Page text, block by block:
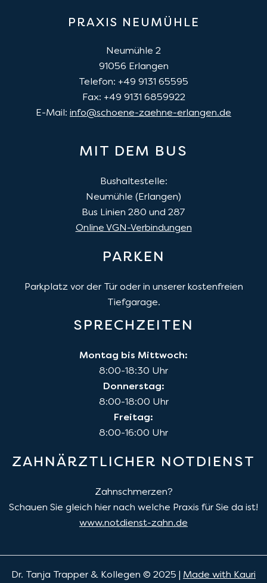
PRAXIS NEUMÜHLE
Neumühle 2
91056 Erlangen
Telefon: +49 9131 65595
Fax: +49 9131 6859922
E-Mail: info@schoene-zaehne-erlangen.de
MIT DEM BUS
Bushaltestelle:
Neumühle (Erlangen)
Bus Linien 280 und 287
Online VGN-Verbindungen
PARKEN
Parkplatz vor der Tür oder in unserer kostenfreien
Tiefgarage.
SPRECHZEITEN
Montag bis Mittwoch:
8:00-18:30 Uhr
Donnerstag:
8:00-18:00 Uhr
Freitag:
8:00-16:00 Uhr
ZAHNÄRZTLICHER NOTDIENST
Zahnschmerzen?
Schauen Sie gleich hier nach welche Praxis für Sie da ist!
www.notdienst-zahn.de
Dr. Tanja Trapper & Kollegen © 2025 | Made with Kauri